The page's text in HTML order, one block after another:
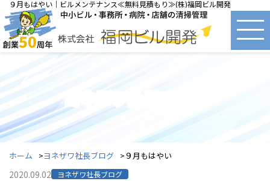
９月もはやい｜ビルメンテナンス≪無料見積もり≫(株)福岡ビル開発
ヨネザワ社長ブログ
ホーム ヨネザワ社長ブログ ９月もはやい
2020.09.02 ヨネザワ社長ブログ